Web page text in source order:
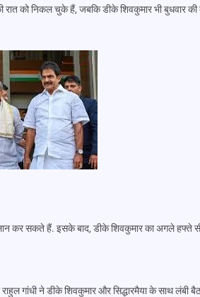
को निकल चुके हैं, जबकि डीके शिवकुमार भी बुधवार की
कर सकते हैं. इसके बाद, डीके शिवकुमार का अगले हफ्ते
गांधी ने डीके शिवकुमार और सिद्धारमैया के साथ लंबी